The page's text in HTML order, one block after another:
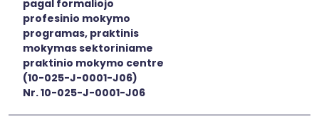
pagal formaliojo
profesinio mokymo
programas, praktinis
mokymas sektoriniame
praktinio mokymo centre
(10-025-J-0001-J06)
Nr. 10-025-J-0001-J06